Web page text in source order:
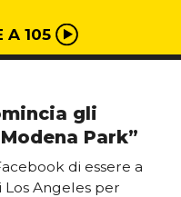
A 105
gli
Park”
di essere a
Angeles per